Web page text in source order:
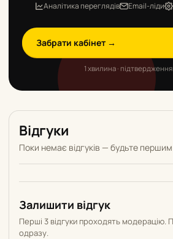
Аналітика переглядів Email-ліди
Забрати кабінет →
1 хвилина ·
Відгуки
Поки немає відгуків — будьте першим
Залишити відгук
Перші 3 відгуки проходять модерацію.
одразу.